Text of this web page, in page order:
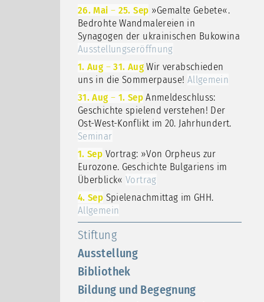
Stiftung
Ausstellung
Bibliothek
Bildung und Begegnung
26. Mai – 25. Sep »Gemalte Gebete«.
Bedrohte Wandmalereien in
Synagogen der ukrainischen Bukowina
Ausstellungseröffnung
1. Aug –31. AugWir verabschieden
uns in die Sommerpause! Allgemein
31. Aug – 1. SepAnmeldeschluss:
Geschichte spielend verstehen! Der
Ost-West-Konflikt im 20. Jahrhundert.
Seminar
1. Sep Vortrag: »Von Orpheus zur
Eurozone. Geschichte Bulgariens im
Überblick«Vortrag
4. Sep Spielenachmittag im GHH.
Allgemein